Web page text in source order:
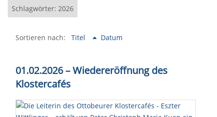
Schlagwörter: 2026
Sortieren nach: Titel Datum
01.02.2026 – Wiedereröffnung des
Klostercafés